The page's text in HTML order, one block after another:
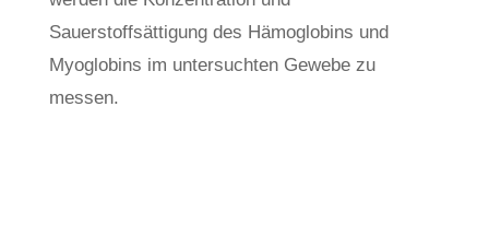
Sauerstoffsättigung des Hämoglobins und
Myoglobins im untersuchten Gewebe zu
messen.